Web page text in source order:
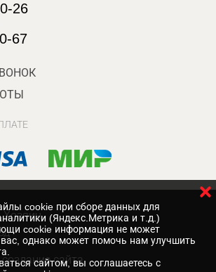
26
67
сайта
cookie при сборе данных для
(Яндекс.Метрика и т.д.)
cookie информация не может
однако может помочь нам улучшить
сайтом, вы соглашаетесь с